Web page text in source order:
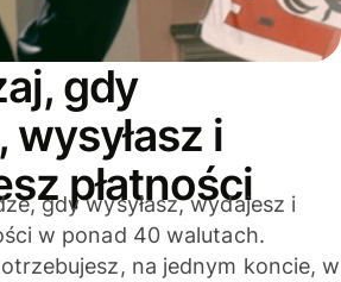
gdy
i
płatności
gdy wysyłasz, wydajesz i
w ponad 40 walutach.
na jednym koncie, w